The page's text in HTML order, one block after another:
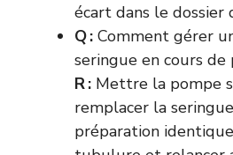
écart dans le dossier
Q : Comment gérer
seringue en cours de
R : Mettre la pompe
remplacer la
préparation